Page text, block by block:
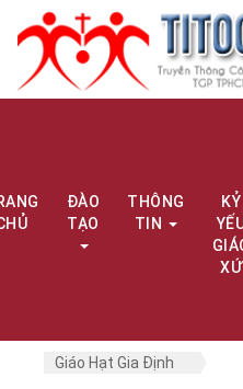
ĐÀO
TẠO
THÔNG
TIN
KỶ
XỨ
Giáo Hạt Gia Định